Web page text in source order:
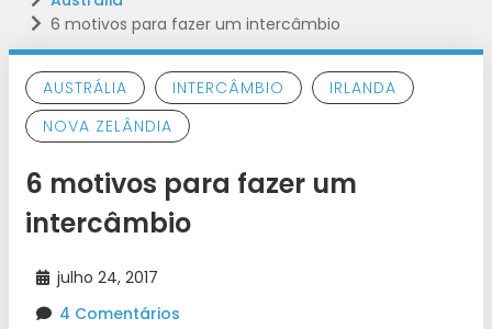
6 motivos para fazer um intercâmbio
AUSTRÁLIA INTERCÂMBIO
IRLANDA
NOVA ZELÂNDIA
6 motivos para fazer um
intercâmbio
julho 24, 2017
4 Comentários